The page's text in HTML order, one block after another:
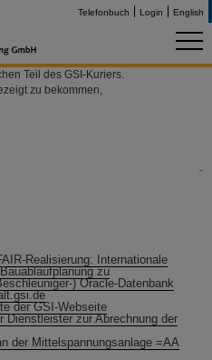
Telefonbuch Login English
Teil des GSI-Kuriers.
zu bekommen,
Realisierung: Internationale
zu
) Oracle-Datenbank
der GSI-Webseite
Dienstleister zur Abrechnung der
der Mittelspannungsanlage =AA